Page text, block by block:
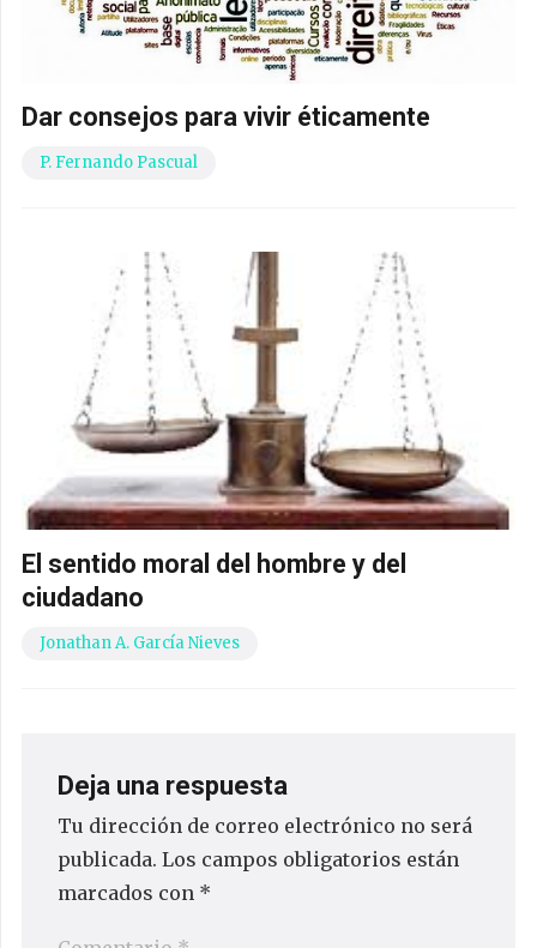
Dar consejos para vivir éticamente
P. Fernando Pascual
El sentido moral del hombre y del
ciudadano
Jonathan A. García Nieves
Deja una respuesta
Tu dirección de correo electrónico no será
publicada. Los campos obligatorios están
marcados con *